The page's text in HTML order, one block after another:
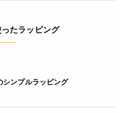
たラッピング
シンプルラッピング